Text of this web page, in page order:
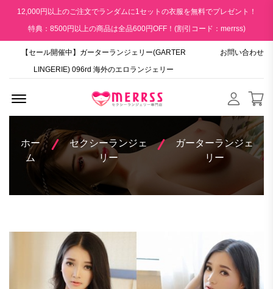
12,000円以上のご注文でランダムに1セットの衣服を無料でプレゼント！
特典：8500円以上の商品は全品600円OFF！(割引コード：merrss)
【セール開催中】ガーターランジェリー(GARTER
LINGERIE) 096rd 海外のエロランジェリー
お問い合わせ
ホー
ム
セクシーランジェ
リー
ガーターランジェ
リー